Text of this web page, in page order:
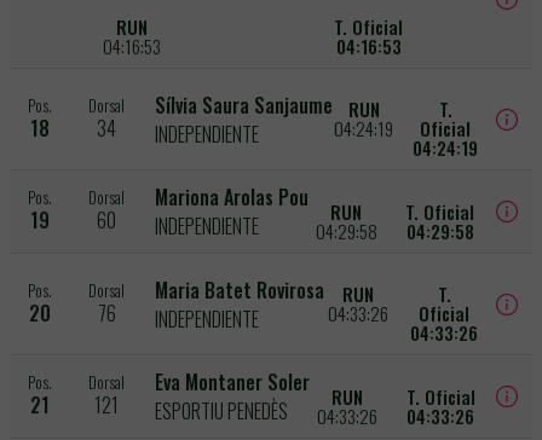
RUN
04:16:53
T. Oficial
04:16:53
Pos.
18
Dorsal
34
Sílvia Saura Sanjaume
INDEPENDIENTE
RUN
04:24:19
T.
Oficial
04:24:19
Pos.
19
Dorsal
60
Mariona Arolas Pou
INDEPENDIENTE
RUN
04:29:58
T. Oficial
04:29:58
Pos.
20
Dorsal
76
Maria Batet Rovirosa
INDEPENDIENTE
RUN
04:33:26
T.
Oficial
04:33:26
Pos.
21
Dorsal
121
Eva Montaner Soler
ESPORTIU PENEDÈS
RUN
04:33:26
T. Oficial
04:33:26